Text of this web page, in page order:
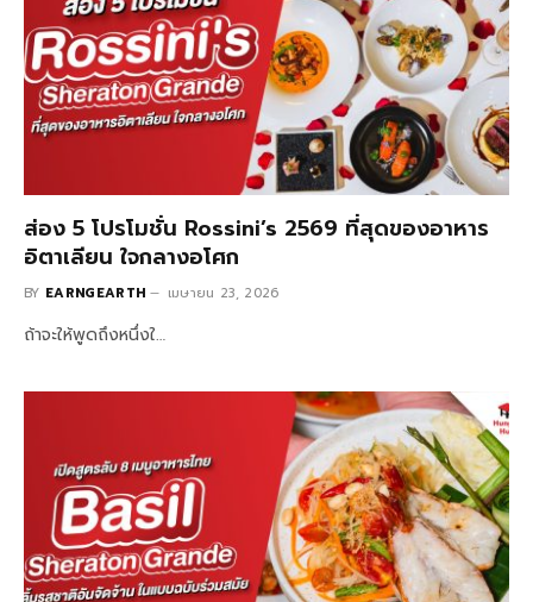
ส่อง 5 โปรโมชั่น Rossini’s 2569 ที่สุดของอาหาร
อิตาเลียน ใจกลางอโศก
BY EARNGEARTH เมษายน 23, 2026
ถ้าจะให้พูดถึงหนึ่งใ…